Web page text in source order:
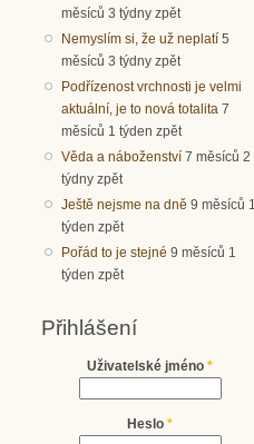
měsíců 3 týdny zpět
Nemyslím si, že už neplatí 5
měsíců 3 týdny zpět
Podřízenost vrchnosti je velmi
aktuální, je to nová totalita 7
měsíců 1 týden zpět
Věda a náboženství 7 měsíců 2
týdny zpět
Ještě nejsme na dně 9 měsíců 1
týden zpět
Pořád to je stejné 9 měsíců 1
týden zpět
Přihlášení
Uživatelské jméno *
Heslo *